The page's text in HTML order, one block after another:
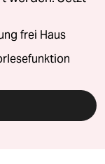
frei Haus